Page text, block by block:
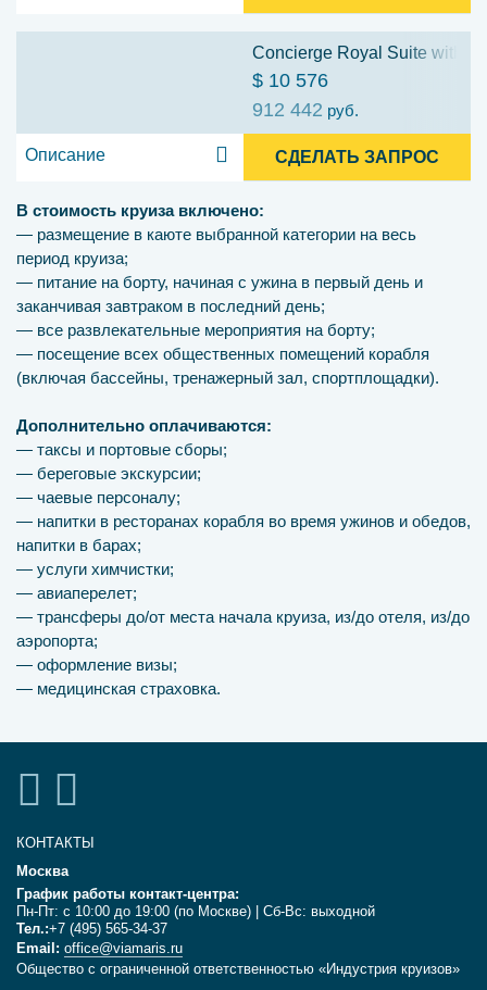
Concierge Royal Suite with
$ 10 576
912 442 руб.
Описание СДЕЛАТЬ ЗАПРОС
В стоимость круиза включено:
— размещение в каюте выбранной категории на весь
период круиза;
— питание на борту, начиная с ужина в первый день и
заканчивая завтраком в последний день;
— все развлекательные мероприятия на борту;
— посещение всех общественных помещений корабля
(включая бассейны, тренажерный зал, спортплощадки).
Дополнительно оплачиваются:
— таксы и портовые сборы;
— береговые экскурсии;
— чаевые персоналу;
— напитки в ресторанах корабля во время ужинов и обедов,
напитки в барах;
— услуги химчистки;
— авиаперелет;
— трансферы до/от места начала круиза, из/до отеля, из/до
аэропорта;
— оформление визы;
— медицинская страховка.
КОНТАКТЫ
Москва
График работы контакт-центра:
Пн-Пт: с 10:00 до 19:00 (по Москве) | Сб-Вс: выходной
Тел.:+7 (495) 565-34-37
Email: office@viamaris.ru
Общество с ограниченной ответственностью «Индустрия круизов»